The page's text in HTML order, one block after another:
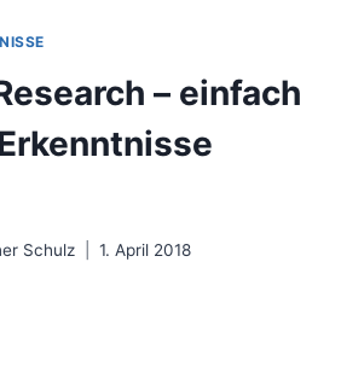
– einfach
Schulz 1. April 2018